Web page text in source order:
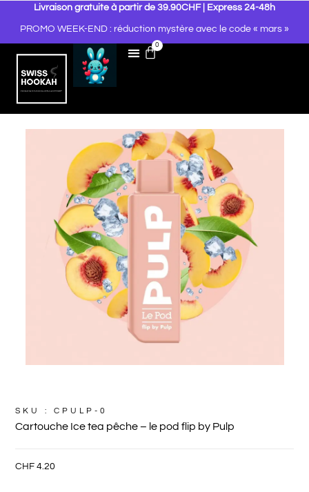
Livraison gratuite à partir de 39.90CHF | Express 24-48h
PROMO WEEK-END : réduction mystère avec le code « mars »
0
SKU : CPULP-0
Cartouche Ice tea pêche – le pod flip by Pulp
CHF 4.20